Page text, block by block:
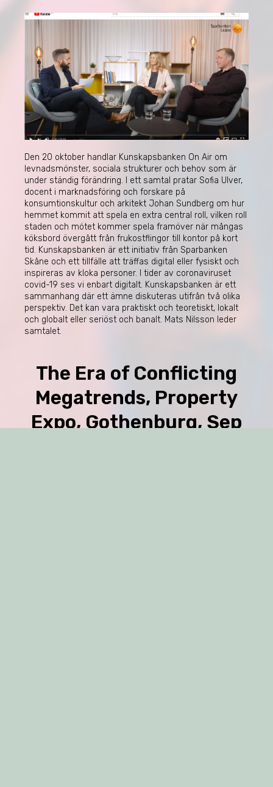
Den 20 oktober handlar Kunskapsbanken On Air om
levnadsmönster, sociala strukturer och behov som är
under ständig förändring. I ett samtal pratar Sofia Ulver,
docent i marknadsföring och forskare på
konsumtionskultur och arkitekt Johan Sundberg om hur
hemmet kommit att spela en extra central roll, vilken roll
staden och mötet kommer spela framöver när mångas
köksbord övergått från frukostflingor till kontor på kort
tid. Kunskapsbanken är ett initiativ från Sparbanken
Skåne och ett tillfälle att träffas digital eller fysiskt och
inspireras av kloka personer. I tider av coronaviruset
covid-19 ses vi enbart digitalt. Kunskapsbanken är ett
sammanhang där ett ämne diskuteras utifrån två olika
perspektiv. Det kan vara praktiskt och teoretiskt, lokalt
och globalt eller seriöst och banalt. Mats Nilsson leder
samtalet.
The Era of Conflicting
Megatrends, Property
Expo, Gothenburg, Sep